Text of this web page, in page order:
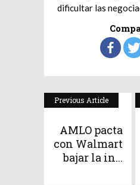
dificultar las
Previous Article
AMLO pacta
con Walmart
bajar la in...